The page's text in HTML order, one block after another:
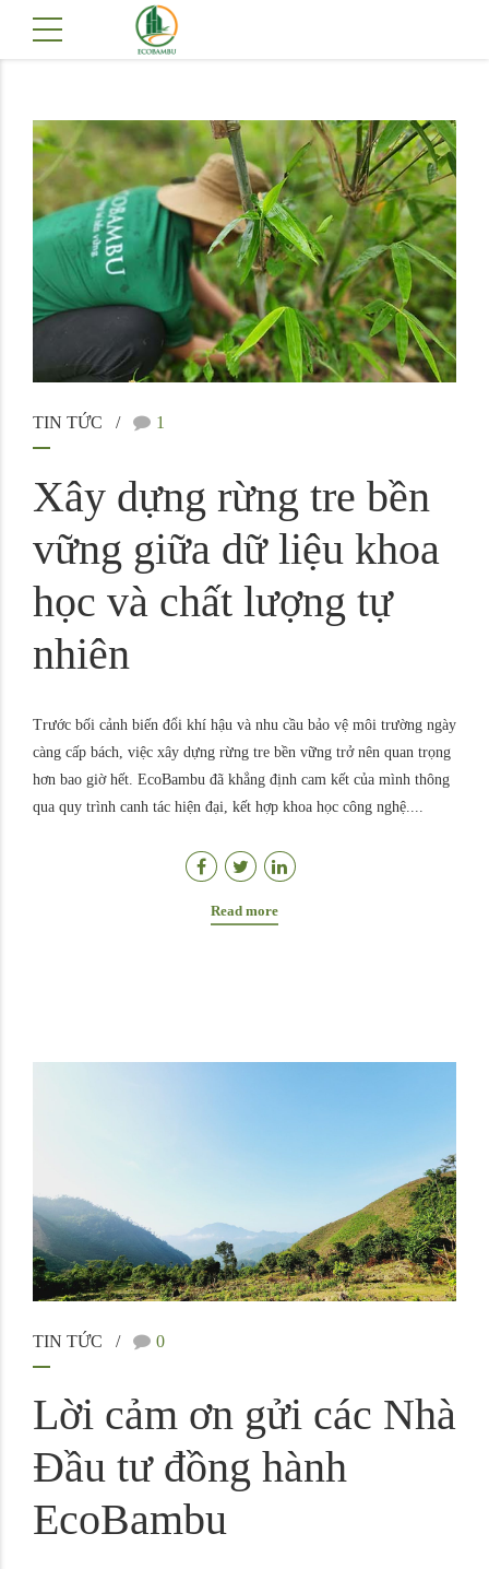
TIN TỨC 1
Xây dựng rừng tre bền
vững giữa dữ liệu khoa
học và chất lượng tự
nhiên
Trước bối cảnh biến đổi khí hậu và nhu cầu bảo vệ môi trường ngày
càng cấp bách, việc xây dựng rừng tre bền vững trở nên quan trọng
hơn bao giờ hết. EcoBambu đã khẳng định cam kết của mình thông
qua quy trình canh tác hiện đại, kết hợp khoa học công nghệ....
Read more
TIN TỨC 0
Lời cảm ơn gửi các Nhà
Đầu tư đồng hành
EcoBambu